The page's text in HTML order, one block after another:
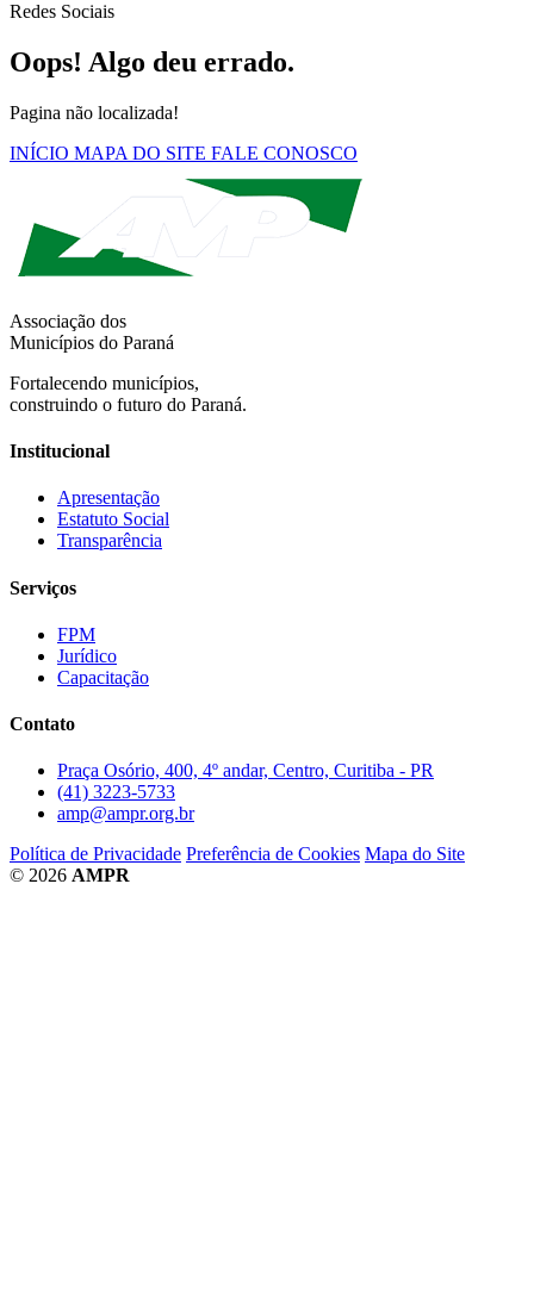
Redes Sociais
Oops! Algo deu errado.
Pagina não localizada!
INÍCIO MAPA DO SITE FALE CONOSCO
Associação dos
Municípios do Paraná
Fortalecendo municípios,
construindo o futuro do Paraná.
Institucional
Apresentação
Estatuto Social
Transparência
Serviços
FPM
Jurídico
Capacitação
Contato
Praça Osório, 400, 4º andar, Centro, Curitiba - PR
(41) 3223-5733
amp@ampr.org.br
Política de Privacidade Preferência de Cookies Mapa do Site
© 2026 AMPR